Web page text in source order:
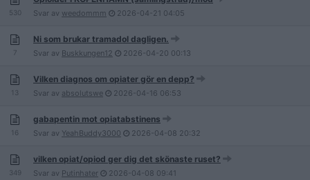
530 Svar av weedommm 2026-04-21 04:05
7
Ni som brukar tramadol dagligen.
Svar av Buskkungen12 2026-04-20 00:13
13
Vilken diagnos om opiater gör en depp?
Svar av absolutswe 2026-04-16 06:53
16
gabapentin mot opiatabstinens
Svar av YeahBuddy3000 2026-04-08 20:32
349
vilken opiat/opiod ger dig det skönaste ruset?
Svar av Putinhater 2026-04-08 09:41